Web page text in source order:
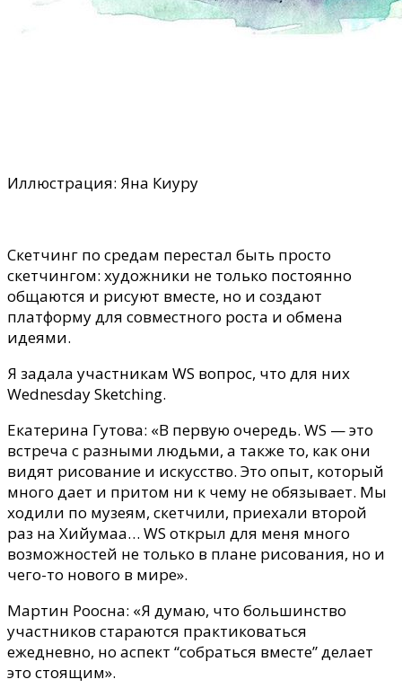
Иллюстрация: Яна Киуру
Скетчинг по средам перестал быть просто
скетчингом: художники не только постоянно
общаются и рисуют вместе, но и создают
платформу для совместного роста и обмена
идеями.
Я задала участникам WS вопрос, что для них
Wednesday Sketching.
Екатерина Гутова: «В первую очередь. WS — это
встреча с разными людьми, а также то, как они
видят рисование и искусство. Это опыт, который
много дает и притом ни к чему не обязывает. Мы
ходили по музеям, скетчили, приехали второй
раз на Хийумаа… WS открыл для меня много
возможностей не только в плане рисования, но и
чего-то нового в мире».
Мартин Роосна: «Я думаю, что большинство
участников стараются практиковаться
ежедневно, но аспект “собраться вместе” делает
это стоящим».